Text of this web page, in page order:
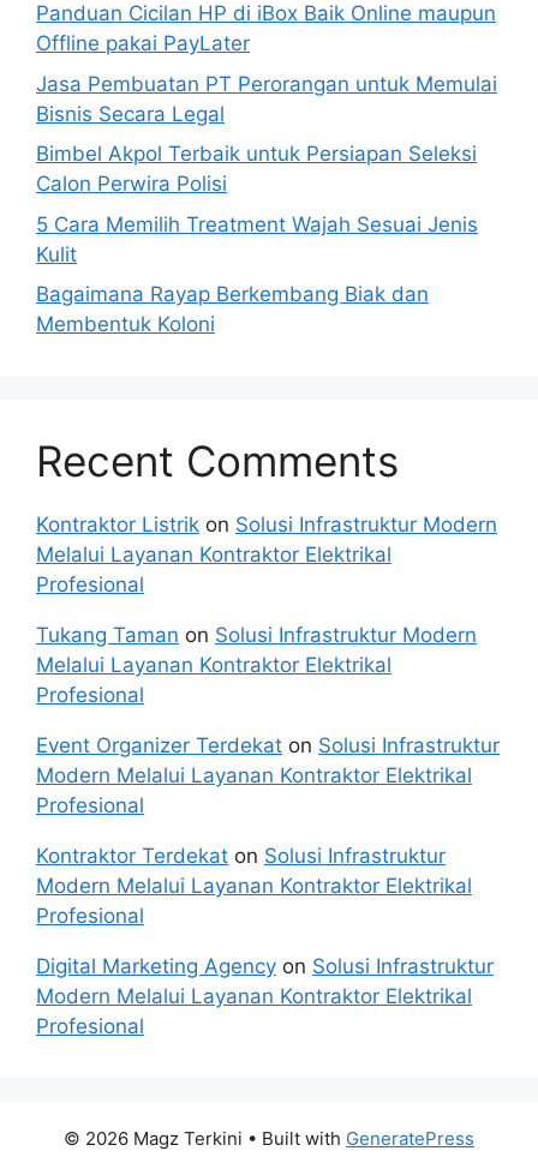
Panduan Cicilan HP di iBox Baik Online maupun
Offline pakai PayLater
Jasa Pembuatan PT Perorangan untuk Memulai
Bisnis Secara Legal
Bimbel Akpol Terbaik untuk Persiapan Seleksi
Calon Perwira Polisi
5 Cara Memilih Treatment Wajah Sesuai Jenis
Kulit
Bagaimana Rayap Berkembang Biak dan
Membentuk Koloni
Recent Comments
Kontraktor Listrik on Solusi Infrastruktur Modern
Melalui Layanan Kontraktor Elektrikal
Profesional
Tukang Taman on Solusi Infrastruktur Modern
Melalui Layanan Kontraktor Elektrikal
Profesional
Event Organizer Terdekat on Solusi Infrastruktur
Modern Melalui Layanan Kontraktor Elektrikal
Profesional
Kontraktor Terdekat on Solusi Infrastruktur
Modern Melalui Layanan Kontraktor Elektrikal
Profesional
Digital Marketing Agency on Solusi Infrastruktur
Modern Melalui Layanan Kontraktor Elektrikal
Profesional
© 2026 Magz Terkini • Built with GeneratePress